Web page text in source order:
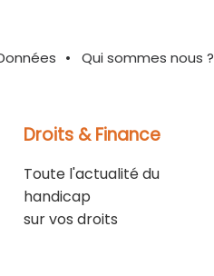
Qui sommes nous ?
Droits & Finance
Toute l'actualité du
handicap
sur vos droits